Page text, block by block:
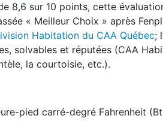
8,6 sur 10 points, cette
« Meilleur Choix » après
Habitation du CAA Québec;
solvables et réputées (CAA
la courtoisie, etc.).
pied carré-degré Fahrenheit